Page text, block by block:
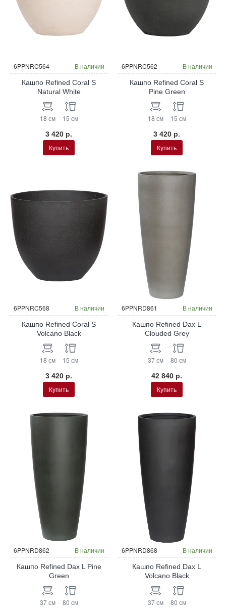
6PPNRC564 В наличии
Кашпо Refined Coral S
Natural White
18 см 15 см
3 420 р.
Купить
6PPNRC562 В наличии
Кашпо Refined Coral S
Pine Green
18 см 15 см
3 420 р.
Купить
6PPNRC568 В наличии
Кашпо Refined Coral S
Volcano Black
18 см 15 см
3 420 р.
Купить
6PPNRD861 В наличии
Кашпо Refined Dax L
Clouded Grey
37 см 80 см
42 840 р.
Купить
6PPNRD862 В наличии
Кашпо Refined Dax L Pine
Green
37 см 80 см
6PPNRD868 В наличии
Кашпо Refined Dax L
Volcano Black
37 см 80 см